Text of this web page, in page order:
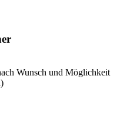
Wunsch und Möglichkeit